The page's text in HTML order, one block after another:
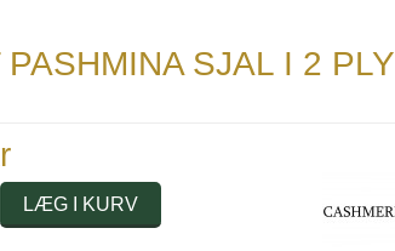
SJAL I 2 PLY
LÆG I KURV